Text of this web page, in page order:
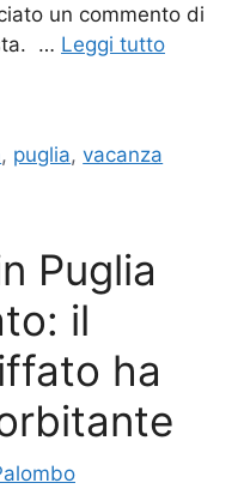
un commento di
… Leggi tutto
, puglia,vacanza
Puglia
il
ha